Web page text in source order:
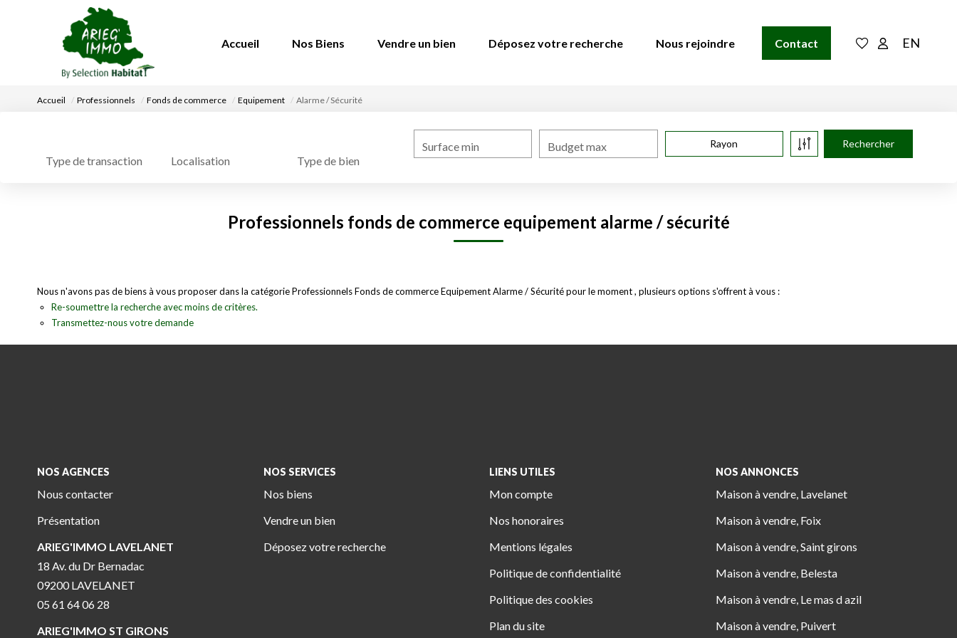
Accueil Nos Biens Vendre un bien Déposez votre recherche Nous rejoindre Contact EN
Accueil Professionnels Fonds de commerce Equipement Alarme / Sécurité
Type de transaction Localisation Type de bien
Surface min Budget max Rayon
Professionnels fonds de commerce equipement alarme / sécurité
Nous n'avons pas de biens à vous proposer dans la catégorie Professionnels Fonds de commerce Equipement Alarme / Sécurité pour le moment , plusieurs options s'offrent à vous :
Re-soumettre la recherche avec moins de critères.
Transmettez-nous votre demande
NOS AGENCES
Nous contacter
Présentation
ARIEG'IMMO LAVELANET
18 Av. du Dr Bernadac
09200 LAVELANET
05 61 64 06 28
ARIEG'IMMO ST GIRONS
NOS SERVICES
Nos biens
Vendre un bien
Déposez votre recherche
LIENS UTILES
Mon compte
Nos honoraires
Mentions légales
Politique de confidentialité
Politique des cookies
Plan du site
NOS ANNONCES
Maison à vendre, Lavelanet
Maison à vendre, Foix
Maison à vendre, Saint girons
Maison à vendre, Belesta
Maison à vendre, Le mas d azil
Maison à vendre, Puivert